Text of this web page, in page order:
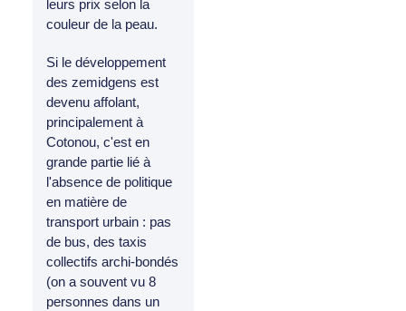
leurs prix selon la
couleur de la peau.
Si le développement
des zemidgens est
devenu affolant,
principalement à
Cotonou, c'est en
grande partie lié à
l'absence de politique
en matière de
transport urbain : pas
de bus, des taxis
collectifs archi-bondés
(on a souvent vu 8
personnes dans un